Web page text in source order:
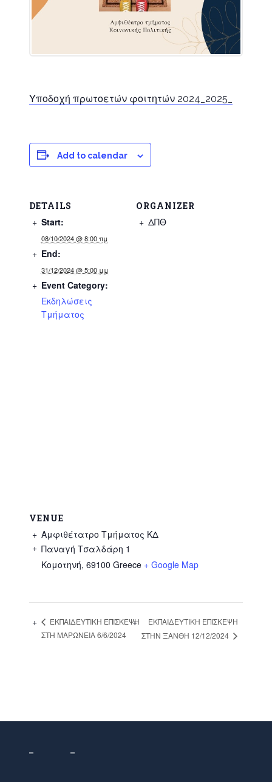
Υποδοχή πρωτοετών φοιτητών 2024_2025_
Add to calendar
DETAILS
Start:
08/10/2024 @ 8:00 πμ
End:
31/12/2024 @ 5:00 μμ
Event Category:
Εκδηλώσεις
Τμήματος
ORGANIZER
ΔΠΘ
VENUE
Αμφιθέτατρο Τμήματος ΚΔ
Παναγή Τσαλδάρη 1
Κομοτηνή, 69100 Greece + Google Map
ΕΚΠΑΙΔΕΥΤΙΚΗ ΕΠΙΣΚΕΨΗ
ΣΤΗ ΜΑΡΩΝΕΙΑ 6/6/2024
ΕΚΠΑΙΔΕΥΤΙΚΗ ΕΠΙΣΚΕΨΗ
ΣΤΗΝ ΞΑΝΘΗ 12/12/2024